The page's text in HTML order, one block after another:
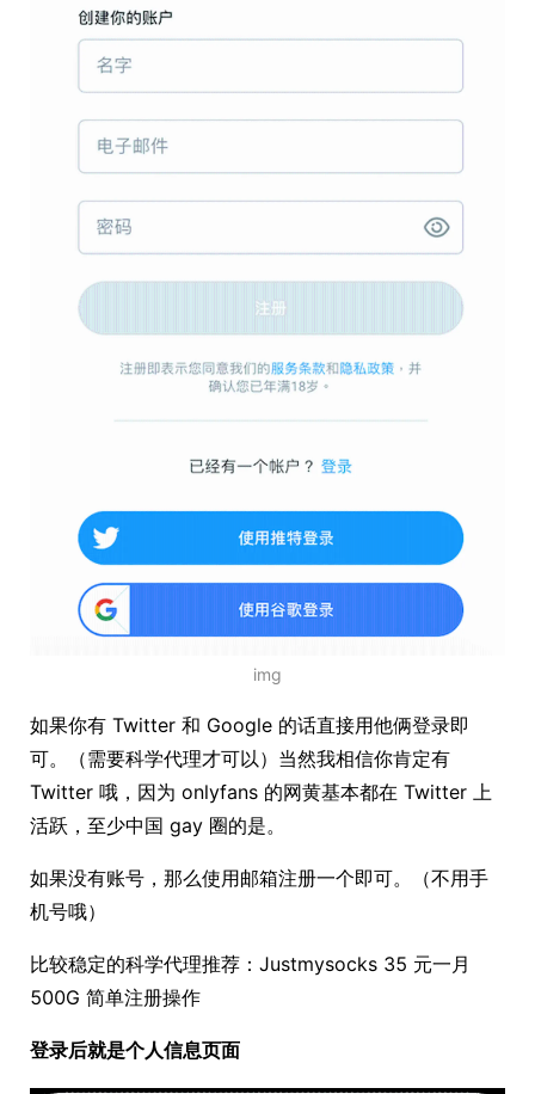
img
如果你有 Twitter 和 Google 的话直接用他俩登录即
可。（需要科学代理才可以）当然我相信你肯定有
Twitter 哦，因为 onlyfans 的网黄基本都在 Twitter 上
活跃，至少中国 gay 圈的是。
如果没有账号，那么使用邮箱注册一个即可。（不用手
机号哦）
比较稳定的科学代理推荐：Justmysocks 35 元一月
500G 简单注册操作
登录后就是个人信息页面